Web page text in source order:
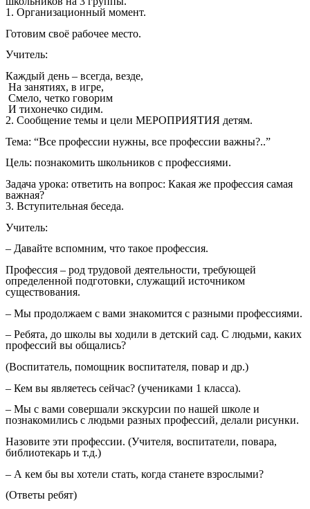
1. Организационный момент.
Готовим своё рабочее место.
Учитель:
Каждый день – всегда, везде,
На занятиях, в игре,
Смело, четко говорим
И тихонечко сидим.
2. Сообщение темы и цели МЕРОПРИЯТИЯ детям.
Тема: “Все профессии нужны, все профессии важны?..”
Цель: познакомить школьников с профессиями.
Задача урока: ответить на вопрос: Какая же профессия самая
важная?
3. Вступительная беседа.
Учитель:
– Давайте вспомним, что такое профессия.
Профессия – род трудовой деятельности, требующей
определенной подготовки, служащий источником
существования.
– Мы продолжаем с вами знакомится с разными профессиями.
– Ребята, до школы вы ходили в детский сад. С людьми, каких
профессий вы общались?
(Воспитатель, помощник воспитателя, повар и др.)
– Кем вы являетесь сейчас? (учениками 1 класса).
– Мы с вами совершали экскурсии по нашей школе и
познакомились с людьми разных профессий, делали рисунки.
Назовите эти профессии. (Учителя, воспитатели, повара,
библиотекарь и т.д.)
– А кем бы вы хотели стать, когда станете взрослыми?
(Ответы ребят)